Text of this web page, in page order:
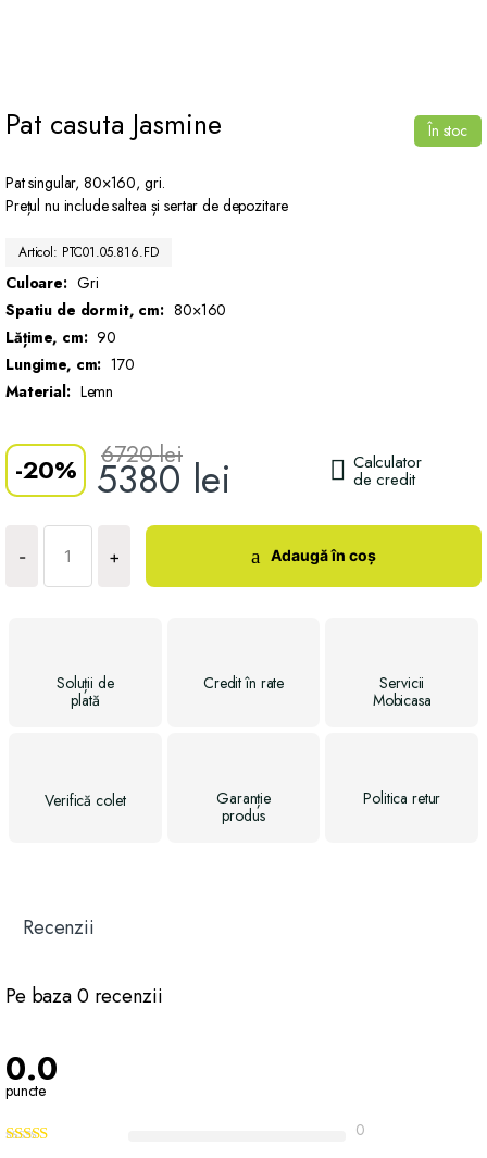
Pat casuta Jasmine
Pat singular, 80×160, gri.
Prețul nu include saltea și sertar de depozitare
Articol: PTC01.05.816.FD
Culoare: Gri
Spatiu de dormit, cm: 80×160
Lățime, cm: 90
Lungime, cm: 170
Material: Lemn
-20% 5380 lei
6720lei Calculator
de credit
În stoc
-
Cantitate
Pat
Jasmine
+ Adaugă în coș
Soluții de
plată
Creditîn rate
Servicii
Mobicasa
Verificăcolet
Garanție
produs
Politicaretur
Recenzii
Pe baza 0 recenzii
0.0
puncte
0